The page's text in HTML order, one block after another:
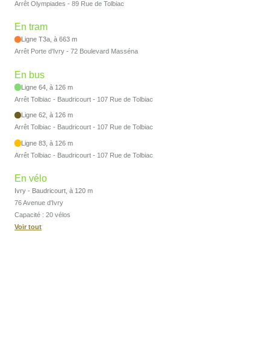
Arrêt Olympiades - 89 Rue de Tolbiac
En tram
Ligne T3a, à 663 m
Arrêt Porte d'Ivry - 72 Boulevard Masséna
En bus
Ligne 64, à 126 m
Arrêt Tolbiac - Baudricourt - 107 Rue de Tolbiac
Ligne 62, à 126 m
Arrêt Tolbiac - Baudricourt - 107 Rue de Tolbiac
Ligne 83, à 126 m
Arrêt Tolbiac - Baudricourt - 107 Rue de Tolbiac
En vélo
Ivry - Baudricourt, à 120 m
76 Avenue d'Ivry
Capacité : 20 vélos
Voir tout